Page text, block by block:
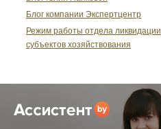
Блог компании Экспертцентр
Режим работы отдела ликвидации
субъектов хозяйствования